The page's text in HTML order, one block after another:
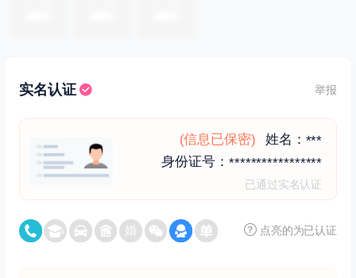
实名认证 举报
(信息已保密) 姓名： ***
身份证号： *****************
已通过实名认证
点亮的为已认证